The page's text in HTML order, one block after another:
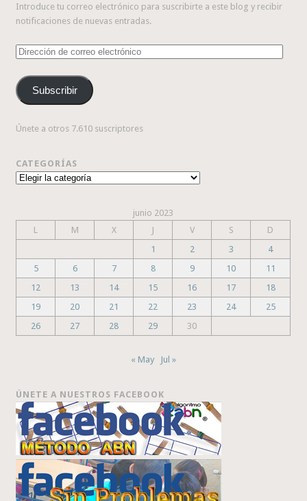
Introduce tu correo electrónico para suscribirte a este blog y recibir
notificaciones de nuevas entradas.
Dirección
correo
electrónico
Subscribir
Únete a otros 7.610 suscriptores
CATEGORÍAS
Categorías
junio 2023
L
M X J V S
D
1
2 3
4
5
6 7 8 9 10
11
12
13 14 15 16 17
18
19
20 21 22 23 24
25
26
27 28 29 30
« May Jul »
ÚNETE A NUESTROS FACEBOOK